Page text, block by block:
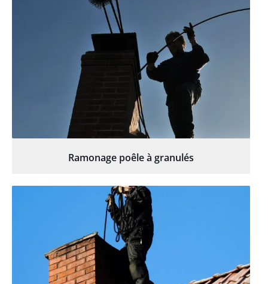
Ramonage poêle à granulés